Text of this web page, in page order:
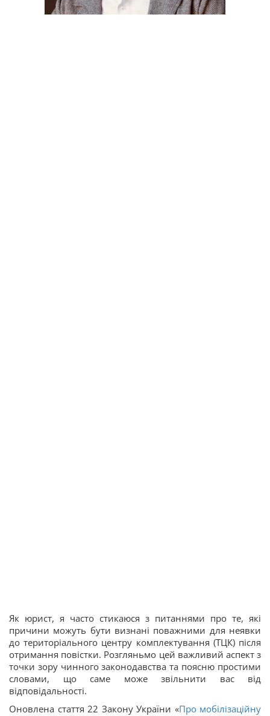
Як юрист, я часто стикаюся з питаннями про те, які
причини можуть бути визнані поважними для неявки
до територіального центру комплектування (ТЦК) після
отримання повістки. Розгляньмо цей важливий аспект з
точки зору чинного законодавства та поясню простими
словами, що саме може звільнити вас від
відповідальності.
Оновлена стаття 22 Закону України «Про мобілізаційну